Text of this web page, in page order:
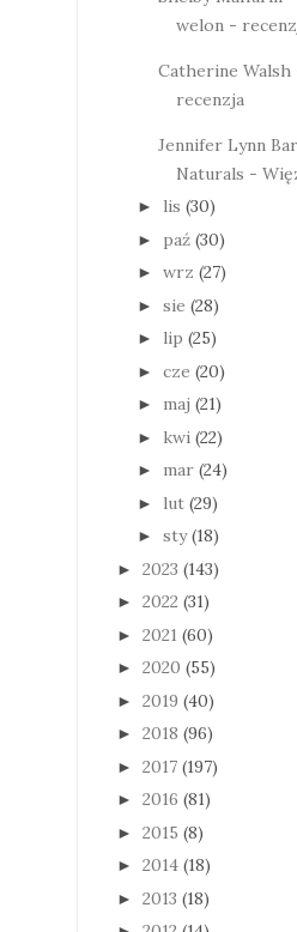
welon -
Catherine Walsh
recenzja
Jennifer Lynn
Naturals -
► lis (30)
► paź (30)
► wrz (27)
► sie (28)
► lip (25)
► cze (20)
► maj (21)
► kwi (22)
► mar (24)
► lut (29)
► sty (18)
► 2023 (143)
► 2022 (31)
► 2021 (60)
► 2020 (55)
► 2019 (40)
► 2018 (96)
► 2017 (197)
► 2016 (81)
► 2015 (8)
► 2014 (18)
► 2013 (18)